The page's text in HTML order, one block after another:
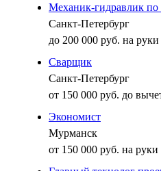
Механик-гидравлик по
Санкт-Петербург
до 200 000 руб. на руки
Сварщик
Санкт-Петербург
от 150 000 руб. до
Экономист
Мурманск
от 150 000 руб. на руки